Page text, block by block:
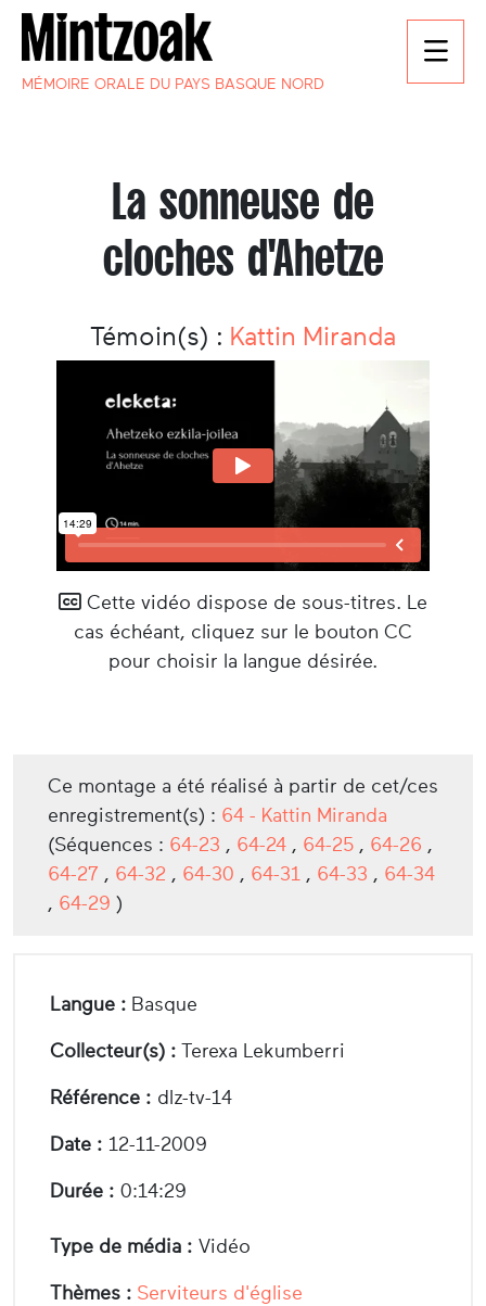
MÉMOIRE ORALE DU PAYS BASQUE NORD
La sonneuse de
cloches d'Ahetze
Témoin(s) : Kattin Miranda
Cette vidéo dispose de sous-titres. Le
cas échéant, cliquez sur le bouton CC
pour choisir la langue désirée.
Ce montage a été réalisé à partir de cet/ces
enregistrement(s) : 64 - Kattin Miranda
(Séquences : 64-23 , 64-24 , 64-25 , 64-26 ,
64-27 , 64-32 , 64-30 , 64-31 , 64-33 , 64-34
, 64-29 )
Langue : Basque
Collecteur(s) : Terexa Lekumberri
Référence : dlz-tv-14
Date : 12-11-2009
Durée : 0:14:29
Type de média : Vidéo
Thèmes : Serviteurs d'église